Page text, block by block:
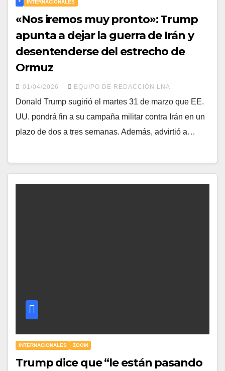
* INTERNACIONALES
«Nos iremos muy pronto»: Trump
apunta a dejar la guerra de Irán y
desentenderse del estrecho de
Ormuz
01/04/2026 EQUIPO DE REDACCIÓN LNA
Donald Trump sugirió el martes 31 de marzo que EE.
UU. pondrá fin a su campaña militar contra Irán en un
plazo de dos a tres semanas. Además, advirtió a…
INTERNACIONALES ZOOM
Trump dice que “le están pasando